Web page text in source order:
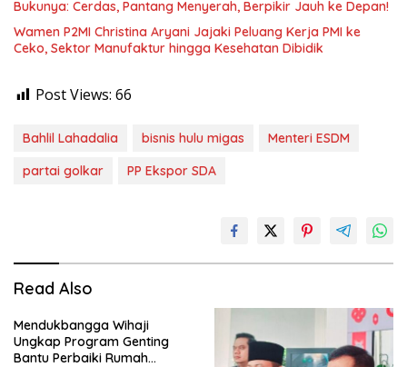
Bukunya: Cerdas, Pantang Menyerah, Berpikir Jauh ke Depan!
Wamen P2MI Christina Aryani Jajaki Peluang Kerja PMI ke
Ceko, Sektor Manufaktur hingga Kesehatan Dibidik
Post Views: 66
Bahlil Lahadalia bisnis hulu migas
Menteri ESDM
partai golkar
PP Ekspor SDA
Read Also
Mendukbangga Wihaji
Ungkap Program Genting
Bantu Perbaiki Rumah